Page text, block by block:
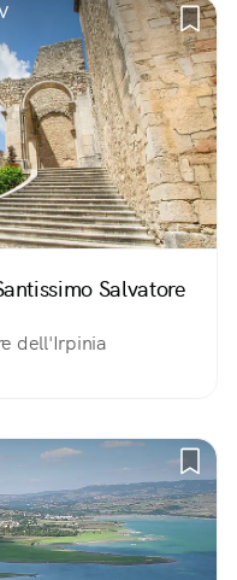
Salvatore
dell'Irpinia